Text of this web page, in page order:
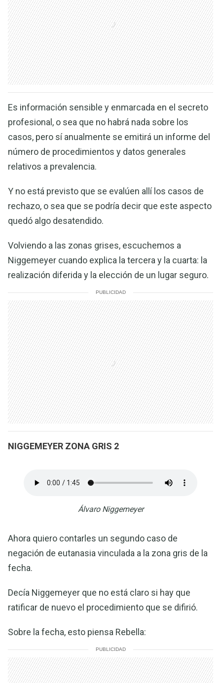
Es información sensible y enmarcada en el secreto
profesional, o sea que no habrá nada sobre los
casos, pero sí anualmente se emitirá un informe del
número de procedimientos y datos generales
relativos a prevalencia.
Y no está previsto que se evalúen allí los casos de
rechazo, o sea que se podría decir que este aspecto
quedó algo desatendido.
Volviendo a las zonas grises, escuchemos a
Niggemeyer cuando explica la tercera y la cuarta: la
realización diferida y la elección de un lugar seguro.
PUBLICIDAD
NIGGEMEYER ZONA GRIS 2
Álvaro Niggemeyer
Ahora quiero contarles un segundo caso de
negación de eutanasia vinculada a la zona gris de la
fecha.
Decía Niggemeyer que no está claro si hay que
ratificar de nuevo el procedimiento que se difirió.
Sobre la fecha, esto piensa Rebella:
PUBLICIDAD